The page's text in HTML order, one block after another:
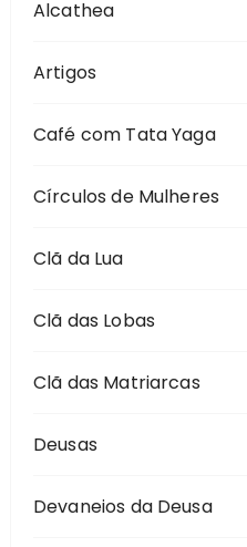
Alcathea
Artigos
Café com Tata Yaga
Círculos de Mulheres
Clã da Lua
Clã das Lobas
Clã das Matriarcas
Deusas
Devaneios da Deusa